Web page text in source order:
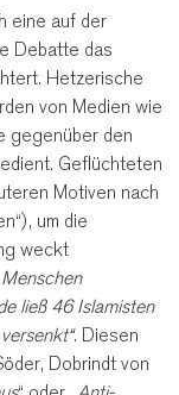
eine auf der
Debatte das
Hetzerische
von Medien wie
gegenüber den
Geflüchteten
Motiven nach
um die
weckt
ließ 46 Islamisten
. Diesen
Dobrindt von